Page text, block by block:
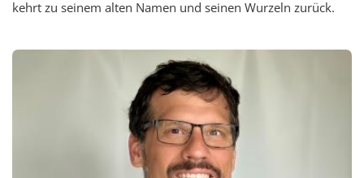
kehrt zu seinem alten Namen und seinen Wurzeln zurück.